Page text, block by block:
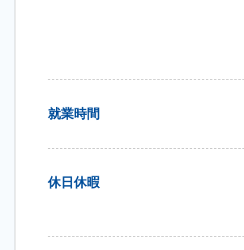
就業時間
休日休暇